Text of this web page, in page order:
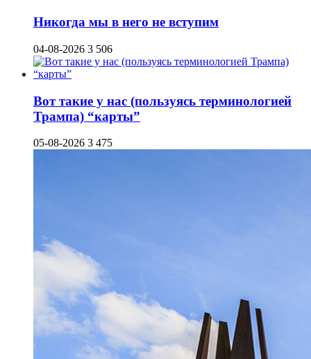
Никогда мы в него не вступим
04-08-2026 3 506
Вот такие у нас (пользуясь терминологией
Трампа) “карты”
05-08-2026 3 475